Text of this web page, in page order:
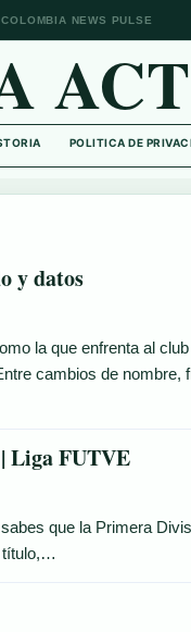
COLOMBIA NEWS PULSE
POLITICA DE
y datos
la que enfrenta al
cambios de nombre,
Liga FUTVE
que la Primera
título,…